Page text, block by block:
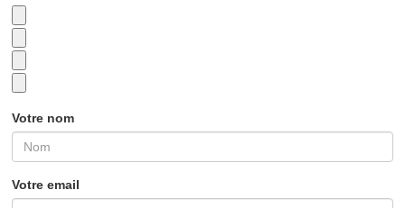
Votre nom
Votre email